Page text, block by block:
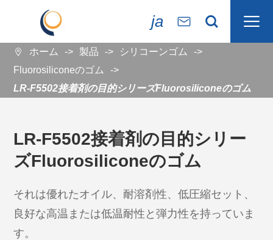
ja   
 ホーム 製品
シリコーンゴム
Fluorosiliconeのゴム
LR-F5502接着剤の目的シリーズFluorosiliconeのゴム
LR-F5502接着剤の目的シリー
ズFluorosiliconeのゴム
それは優れたオイル、耐溶剤性、低圧縮セット、
良好な高温または低温耐性と弾力性を持っていま
す。